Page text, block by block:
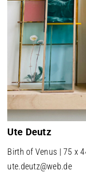
Ute Deutz
Birth of Venus | 75 x
ute.deutz@web.de